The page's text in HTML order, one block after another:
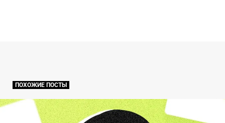
ПОХОЖИЕ ПОСТЫ
ТОП 10 сервисов для создания квизов